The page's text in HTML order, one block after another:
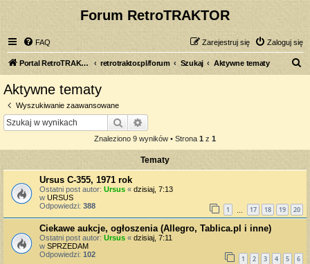
Forum RetroTRAKTOR
FAQ Zaloguj się
Zarejestruj się
Portal RetroTRAKTOR.pl retrotraktor.pl/forum Szukaj Aktywne tematy
Aktywne tematy
Wyszukiwanie zaawansowane
Szukaj
Znaleziono 9 wyników • Strona 1 z 1
Tematy
Ursus C-355, 1971 rok
Ostatni post autor: Ursus « dzisiaj, 7:13
w URSUS
Odpowiedzi: 388 1 17 18 19 20
Ciekawe aukcje, ogłoszenia (Allegro, Tablica.pl i inne)
Ostatni post autor: Ursus « dzisiaj, 7:11
w SPRZEDAM
Odpowiedzi: 102 1 2 3 4 5 6